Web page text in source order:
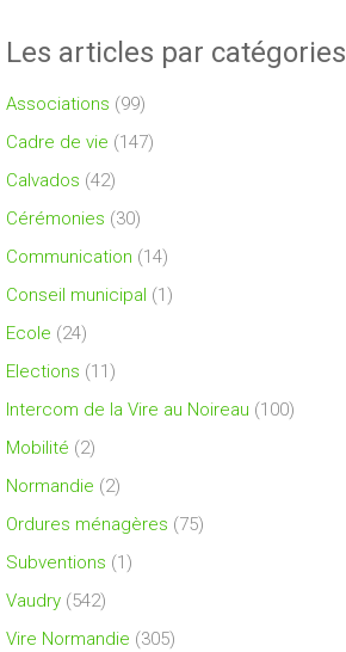
Les articles par catégories
Associations (99)
Cadre de vie (147)
Calvados (42)
Cérémonies (30)
Communication (14)
Conseil municipal (1)
Ecole (24)
Elections (11)
Intercom de la Vire au Noireau (100)
Mobilité (2)
Normandie (2)
Ordures ménagères (75)
Subventions (1)
Vaudry (542)
Vire Normandie (305)